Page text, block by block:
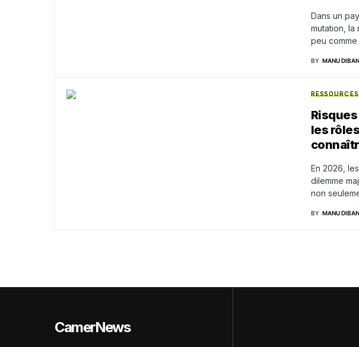
Dans un
mutation, la
peu
BY MANU
les
En 2026,
dilemme
non
BY MANU
CamerNews